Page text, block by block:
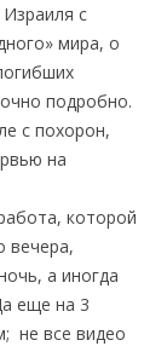
с
мира, о
подробно.
с похорон,
на
которой
вечера,
а иногда
еще на 3
не все видео